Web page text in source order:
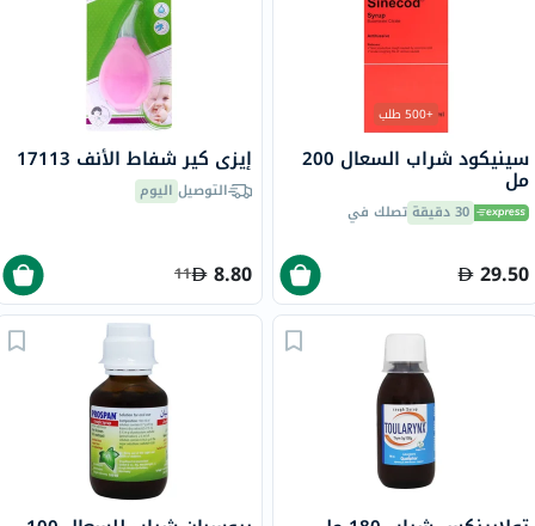
+500 طلب
سينيكود شراب السعال 200
مل
30 دقيقة تصلك في
29.50
إيزي كير شفاط الأنف 17113
التوصيل اليوم
8.80
11